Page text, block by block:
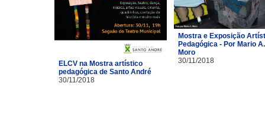
ELCV na Mostra artístico
pedagógica de Santo André
30/11/2018
Mostra e Exposição
Pedagógica - Por Mario A.
Moro
30/11/2018